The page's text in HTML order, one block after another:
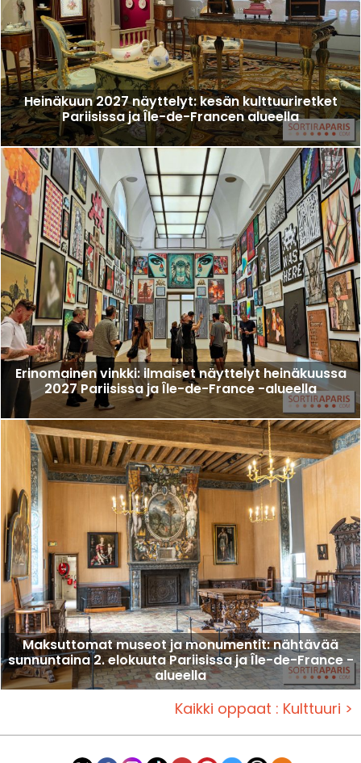
Heinäkuun 2027 näyttelyt: kesän kulttuuriretket
Pariisissa ja Île-de-Francen alueella
Erinomainen vinkki: ilmaiset näyttelyt heinäkuussa
2027 Pariisissa ja Île-de-France -alueella
Maksuttomat museot ja monumentit: nähtävää
sunnuntaina 2. elokuuta Pariisissa ja Île-de-France -
alueella
Kaikki oppaat : Kulttuuri >